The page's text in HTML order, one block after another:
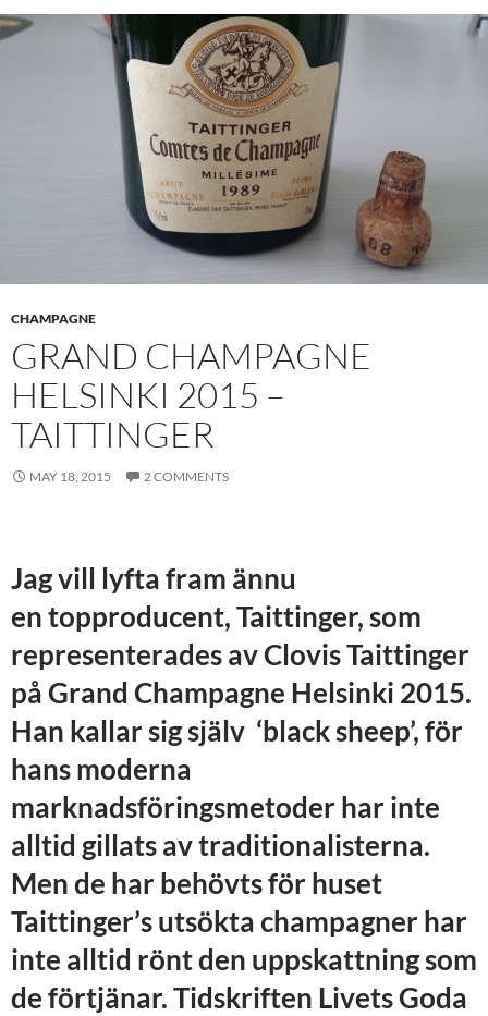
CHAMPAGNE
GRAND CHAMPAGNE
HELSINKI 2015 –
TAITTINGER
MAY 18, 2015 2 COMMENTS
Jag vill lyfta fram ännu
en topproducent, Taittinger, som
representerades avClovisTaittinger
påGrand Champagne Helsinki 2015.
Han kallar sig själv ‘black sheep’, för
hans moderna
marknadsföringsmetoder har inte
alltid gillats av traditionalisterna.
Men de har behövts för huset
Taittinger’s utsökta champagner har
inte alltid rönt den uppskattning som
de förtjänar. Tidskriften Livets Goda